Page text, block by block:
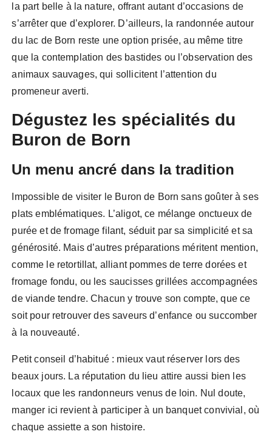
la part belle à la nature, offrant autant d’occasions de
s’arrêter que d’explorer. D’ailleurs, la randonnée autour
du lac de Born reste une option prisée, au même titre
que la contemplation des bastides ou l’observation des
animaux sauvages, qui sollicitent l’attention du
promeneur averti.
Dégustez les spécialités du
Buron de Born
Un menu ancré dans la tradition
Impossible de visiter le Buron de Born sans goûter à ses
plats emblématiques. L’aligot, ce mélange onctueux de
purée et de fromage filant, séduit par sa simplicité et sa
générosité. Mais d’autres préparations méritent mention,
comme le retortillat, alliant pommes de terre dorées et
fromage fondu, ou les saucisses grillées accompagnées
de viande tendre. Chacun y trouve son compte, que ce
soit pour retrouver des saveurs d’enfance ou succomber
à la nouveauté.
Petit conseil d’habitué : mieux vaut réserver lors des
beaux jours. La réputation du lieu attire aussi bien les
locaux que les randonneurs venus de loin. Nul doute,
manger ici revient à participer à un banquet convivial, où
chaque assiette a son histoire.